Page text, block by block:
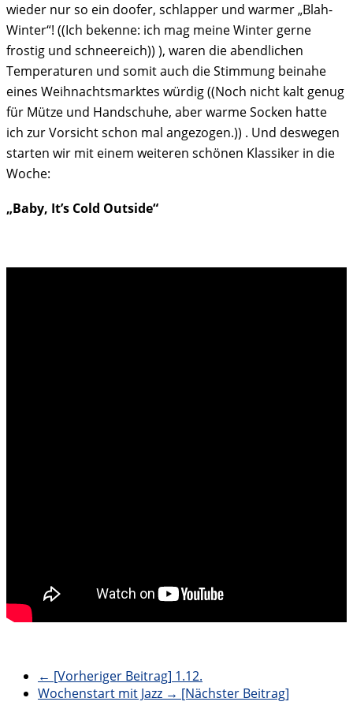
wieder nur so ein doofer, schlapper und warmer „Blah-
Winter“! ((Ich bekenne: ich mag meine Winter gerne
frostig und schneereich)) ), waren die abendlichen
Temperaturen und somit auch die Stimmung beinahe
eines Weihnachtsmarktes würdig ((Noch nicht kalt genug
für Mütze und Handschuhe, aber warme Socken hatte
ich zur Vorsicht schon mal angezogen.)) . Und deswegen
starten wir mit einem weiteren schönen Klassiker in die
Woche:
„Baby, It’s Cold Outside“
← [Vorheriger Beitrag] 1.12.
Wochenstart mit Jazz → [Nächster Beitrag]